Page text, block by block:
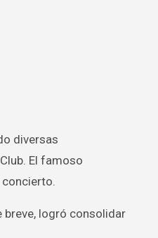
El famoso
breve, logró consolidar